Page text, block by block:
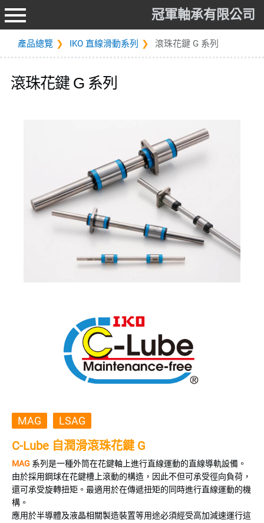
冠軍軸承有限公司
產品總覽 IKO 直線滑動系列 滾珠花鍵 G 系列
滾珠花鍵 G 系列
MAG LSAG
C-Lube 自潤滑滾珠花鍵 G
MAG 系列是一種外筒在花鍵軸上進行直線運動的直線導軌設備。
由於採用鋼球在花鍵槽上滾動的構造，因此不但可承受徑向負荷，
還可承受旋轉扭矩。最適用於在傳遞扭矩的同時進行直線運動的機
構。
應用於半導體及液晶相關製造裝置等用途必須經受高加減速運行這